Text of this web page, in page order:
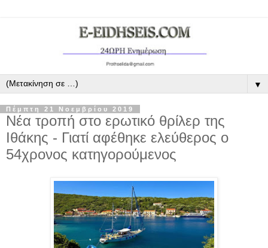
▼
Πέμπτη 21 Νοεμβρίου 2019
Νέα τροπή στο ερωτικό θρίλερ της
Ιθάκης - Γιατί αφέθηκε ελεύθερος ο
54χρονος κατηγορούμενος